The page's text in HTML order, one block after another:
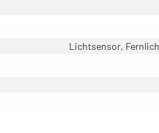
Lichtsensor,